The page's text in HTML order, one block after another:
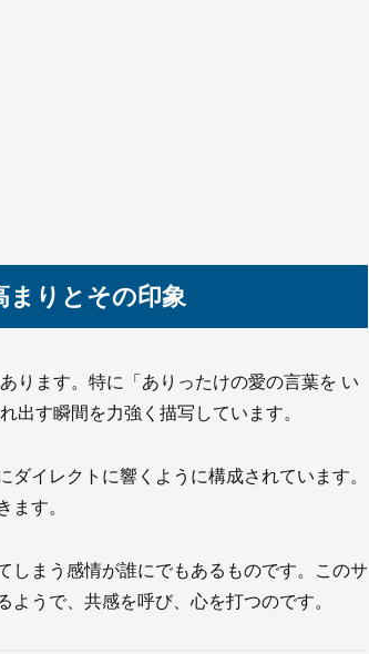
まりとその印象
ります。特に「ありったけの愛の言葉を い
出す瞬間を力強く描写しています。
イレクトに響くように構成されています。
ます。
しまう感情が誰にでもあるものです。このサ
うで、共感を呼び、心を打つのです。